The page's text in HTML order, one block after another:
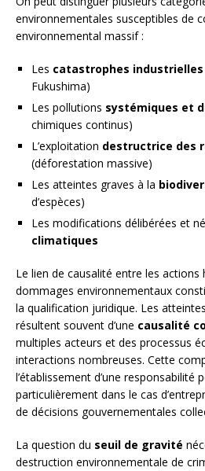
environnementales susceptibles de
environnemental massif :
Les catastrophes industrielles
Fukushima)
Les pollutions systémiques et
chimiques continus)
L’exploitation destructrice des
(déforestation massive)
Les atteintes graves à la
d’espèces)
Les modifications délibérées et
climatiques
Le lien de causalité entre les actions
dommages environnementaux
la qualification juridique. Les
résultent souvent d’une causalité
multiples acteurs et des processus
interactions nombreuses. Cette
l’établissement d’une responsabilité
particulièrement dans le cas
de décisions gouvernementales
La question du seuil de gravité
destruction environnementale de